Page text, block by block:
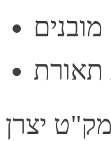
מובנים